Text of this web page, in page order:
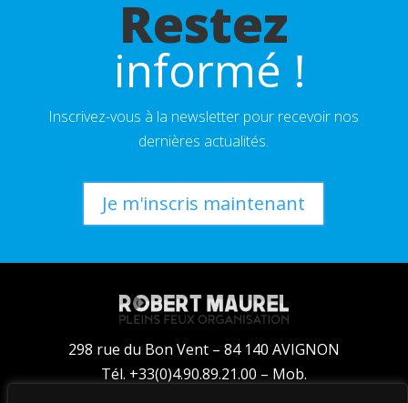
Restez
informé !
Inscrivez-vous à la newsletter pour recevoir nos
dernières actualités.
Je m'inscris maintenant
298 rue du Bon Vent – 84 140 AVIGNON
Tél. +33(0)4.90.89.21.00 – Mob.